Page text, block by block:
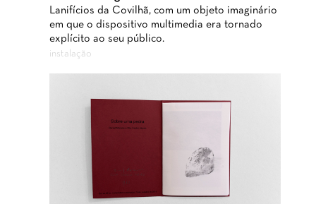
Lanifícios da Covilhã, com um objeto imaginário
em que o dispositivo multimedia era tornado
explícito ao seu público.
instalação